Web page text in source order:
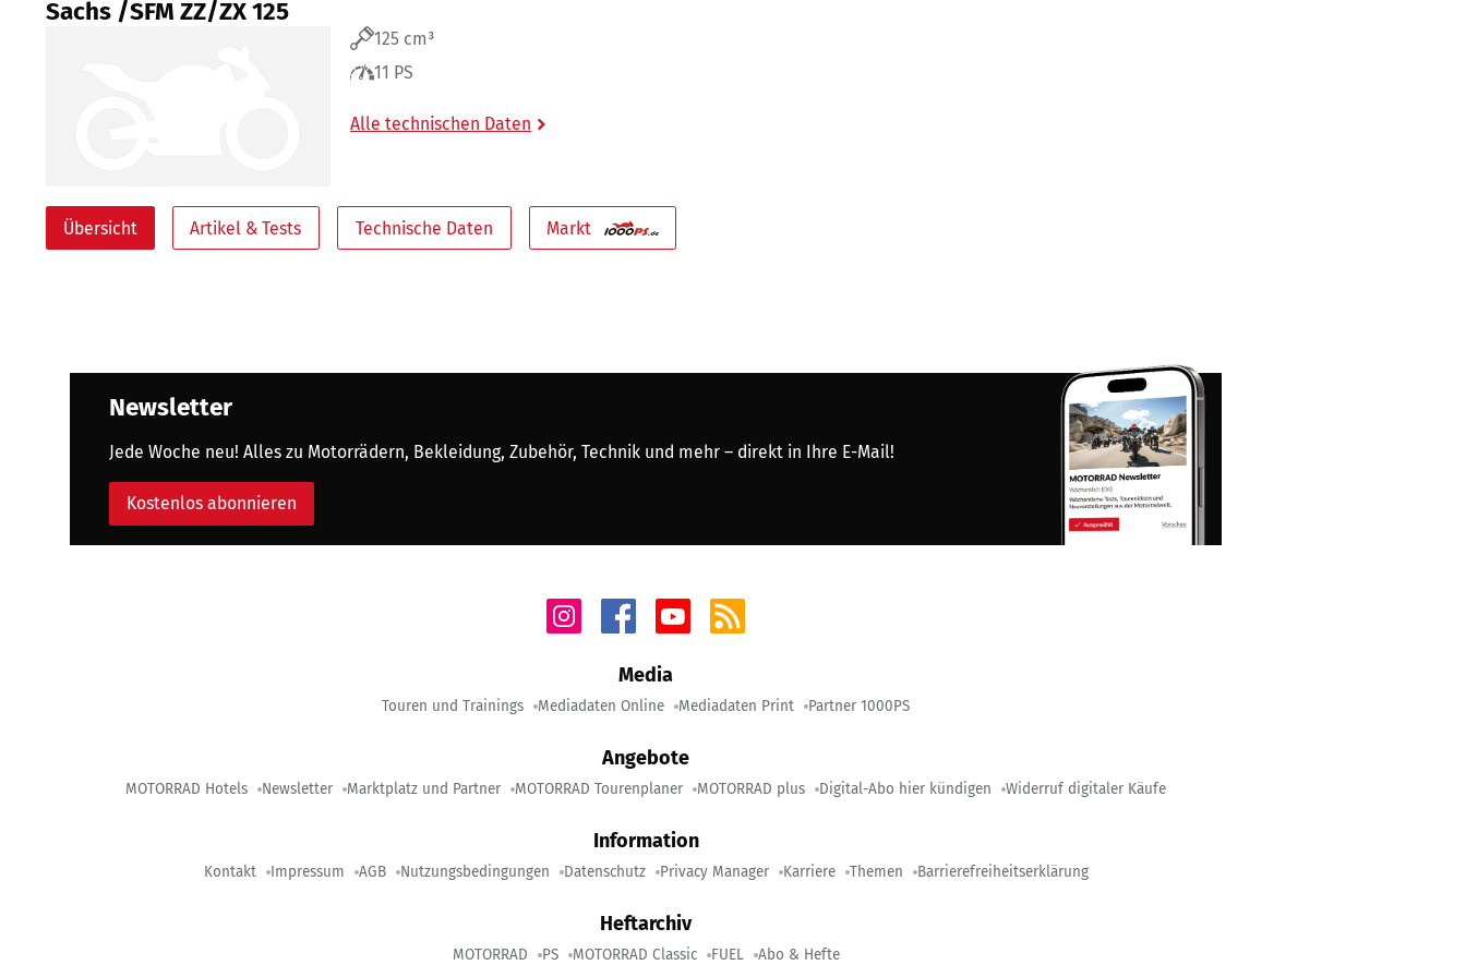
Sachs /SFM ZZ/ZX 125
125 cm³
11 PS
Alle technischen Daten
Übersicht Artikel & Tests Technische Daten Markt
Newsletter
Jede Woche neu! Alles zu Motorrädern, Bekleidung, Zubehör, Technik und mehr – direkt in Ihre E-Mail!
Kostenlos abonnieren
Media
Touren und Trainings Mediadaten Online Mediadaten Print Partner 1000PS
Angebote
MOTORRAD Hotels Newsletter Marktplatz und Partner MOTORRAD Tourenplaner MOTORRAD plus Digital-Abo hier kündigen Widerruf digitaler Käufe
Information
Kontakt Impressum AGB Nutzungsbedingungen Datenschutz Privacy Manager Karriere Themen Barrierefreiheitserklärung
Heftarchiv
MOTORRAD PS MOTORRAD Classic FUEL Abo & Hefte